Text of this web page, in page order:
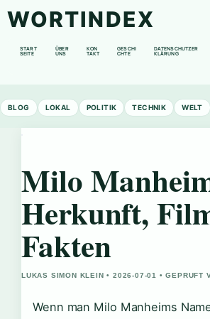
WORTINDEX
START
SEITE
ÜBER
UNS
KON
TAKT
GESCHI
CHTE
DATENSCHUTZER
KLÄRUNG
BLOG LOKAL POLITIK TECHNIK WELT
Milo
Herkunft,
Fakten
LUKAS SIMON KLEIN • 2026-07-01 • GEPRUFT
Wenn man Milo Manheims